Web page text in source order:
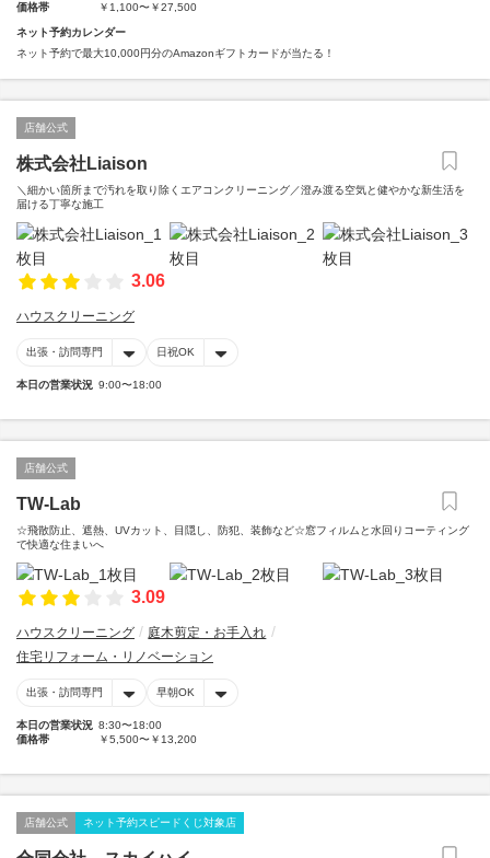
価格帯
￥1,100〜￥27,500
ネット予約カレンダー
ネット予約で最大10,000円分のAmazonギフトカードが当たる！
店舗公式
株式会社Liaison
＼細かい箇所まで汚れを取り除くエアコンクリーニング／澄み渡る空気と健やかな新生活を
届ける丁寧な施工
3.06
ハウスクリーニング
出張・訪問専門 日祝OK
本日の営業状況 9:00〜18:00
店舗公式
TW-Lab
☆飛散防止、遮熱、UVカット、目隠し、防犯、装飾など☆窓フィルムと水回りコーティング
で快適な住まいへ
3.09
ハウスクリーニング
庭木剪定・お手入れ
住宅リフォーム・リノベーション
出張・訪問専門 早朝OK
本日の営業状況 8:30〜18:00
価格帯
￥5,500〜￥13,200
店舗公式 ネット予約スピードくじ対象店